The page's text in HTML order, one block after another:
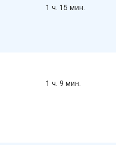
1 ч. 15 мин.
1 ч. 9 мин.